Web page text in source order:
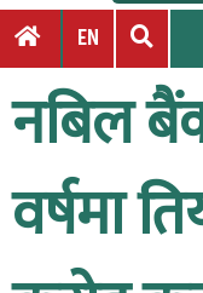
o
EN
नबिल
वर्षमा